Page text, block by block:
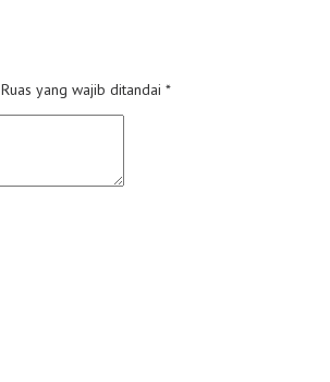
Ruas yang wajib ditandai *